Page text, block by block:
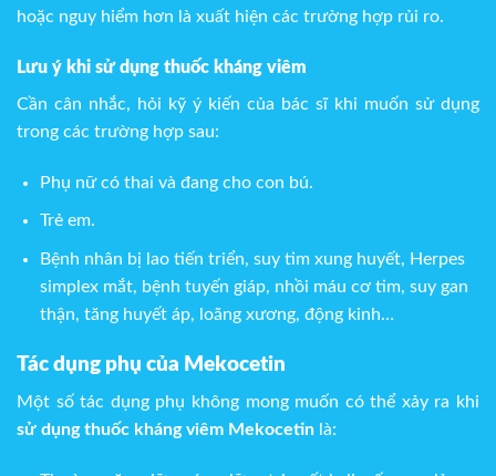
hoặc nguy hiểm hơn là xuất hiện các trường hợp rủi ro.
Lưu ý khi sử dụng thuốc kháng viêm
Cần cân nhắc, hỏi kỹ ý kiến của bác sĩ khi muốn sử dụng
trong các trường hợp sau:
Phụ nữ có thai và đang cho con bú.
Trẻ em.
Bệnh nhân bị lao tiến triển, suy tim xung huyết, Herpes
simplex mắt, bệnh tuyến giáp, nhồi máu cơ tim, suy gan
thận, tăng huyết áp, loãng xương, động kinh…
Tác dụng phụ của Mekocetin
Một số tác dụng phụ không mong muốn có thể xảy ra khi
sử dụng thuốc kháng viêm Mekocetin là: